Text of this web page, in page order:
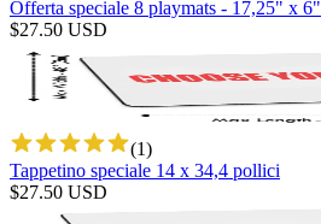
Offerta speciale 8 playmats - 17,25" x 6"
$27.50 USD
(1)
Tappetino speciale 14 x 34,4 pollici
$27.50 USD